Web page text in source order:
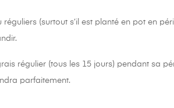
(surtout s’il est planté en pot en
régulier (tous les 15 jours) pendant sa
parfaitement.